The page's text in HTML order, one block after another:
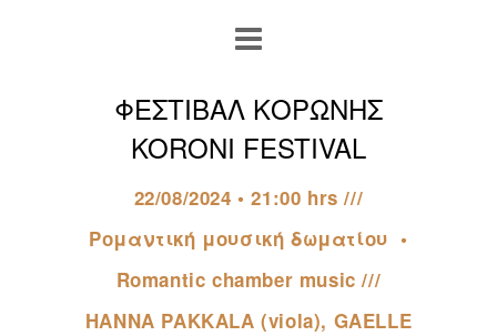
ΦΕΣΤΙΒΑΛ ΚΟΡΩΝΗΣ
KORONI FESTIVAL
22/08/2024 • 21:00 hrs ///
Ρομαντική μουσική δωματίου ­ •
Romantic chamber music ///
HANNA PAKKALA (viola), GAELLE